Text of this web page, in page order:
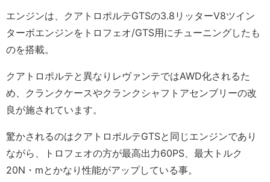
エンジンは、クアトロポルテGTSの3.8リッターV8ツイン
ターボエンジンをトロフェオ/GTS用にチューニングしたも
のを搭載。
クアトロポルテと異なりレヴァンテではAWD化されるた
め、クランクケースやクランクシャフトアセンブリーの改
良が施されています。
驚かされるのはクアトロポルテGTSと同じエンジンであり
ながら、トロフェオの方が最高出力60PS、最大トルク
20N・mとかなり性能がアップしている事。